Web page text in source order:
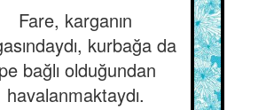
Fare, karganın
kurbağa da
bağlı olduğundan
havalanmaktaydı.